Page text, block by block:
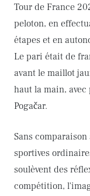
Tour de France
peloton, en
étapes et en
Le pari était de
avant le maillot
haut la main, avec
Pogačar.
Sans
sportives
soulèvent des
compétition,